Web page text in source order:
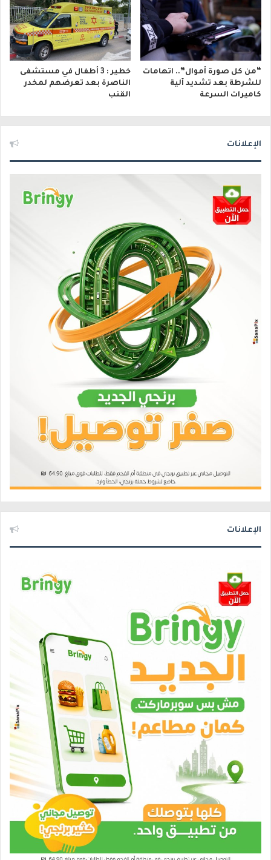
“من كل صورة أموال”.. اتهامات
للشرطة بعد تشديد آلية
كاميرات السرعة
خطير : 3 أطفال في مستشفى
الناصرة بعد تعرضهم لمخدر
القنب
الإعلانات
الإعلانات